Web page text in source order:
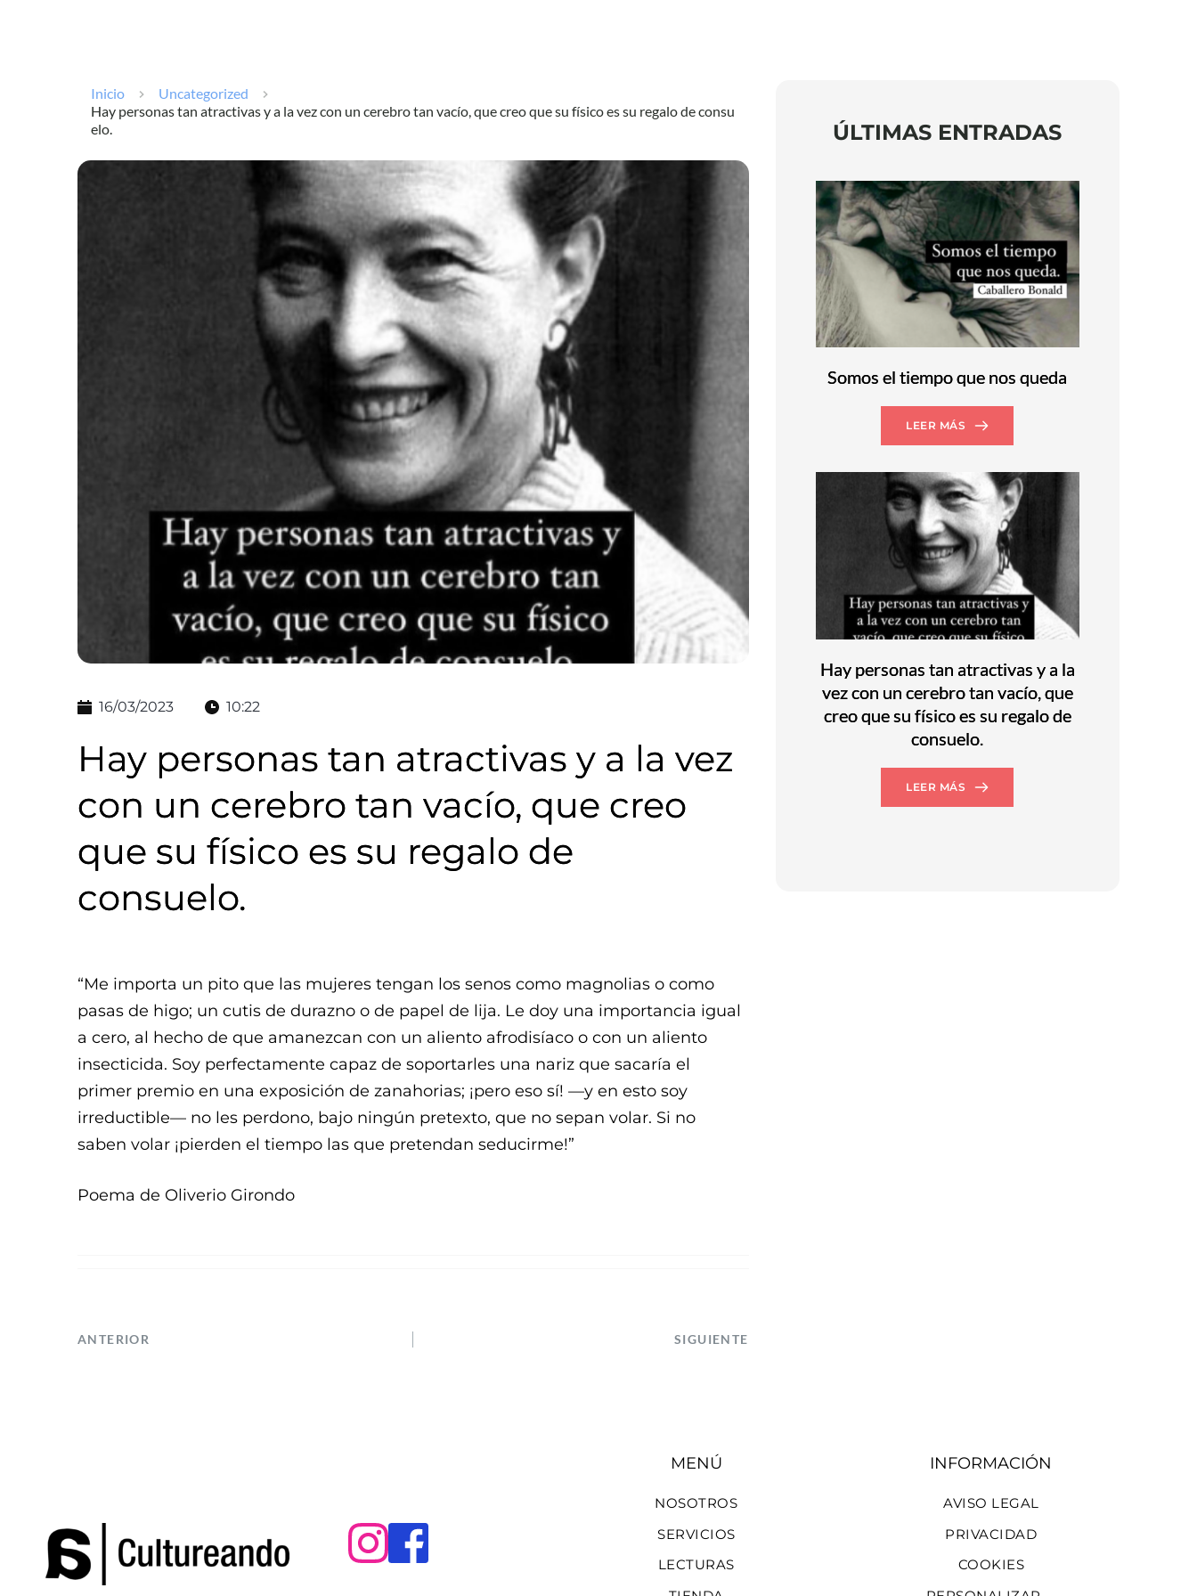
Inicio
Uncategorized
Hay personas tan atractivas y a la vez con un cerebro tan vacío, que creo que su físico es su regalo de consu
elo.
16/03/2023 10:22
Hay personas tan atractivas y a la vez
con un cerebro tan vacío, que creo
que su físico es su regalo de
consuelo.
“Me importa un pito que las mujeres tengan los senos como magnolias o como
pasas de higo; un cutis de durazno o de papel de lija. Le doy una importancia igual
a cero, al hecho de que amanezcan con un aliento afrodisíaco o con un aliento
insecticida. Soy perfectamente capaz de soportarles una nariz que sacaría el
primer premio en una exposición de zanahorias; ¡pero eso sí! —y en esto soy
irreductible— no les perdono, bajo ningún pretexto, que no sepan volar. Si no
saben volar ¡pierden el tiempo las que pretendan seducirme!”
Poema de Oliverio Girondo
ANTERIOR SIGUIENTE
ÚLTIMAS ENTRADAS
Somos el tiempo que nos queda
LEER MÁS
Hay personas tan atractivas y a la
vez con un cerebro tan vacío, que
creo que su físico es su regalo de
consuelo.
LEER MÁS
MENÚ
NOSOTROS
SERVICIOS
LECTURAS
INFORMACIÓN
AVISO LEGAL
PRIVACIDAD
COOKIES